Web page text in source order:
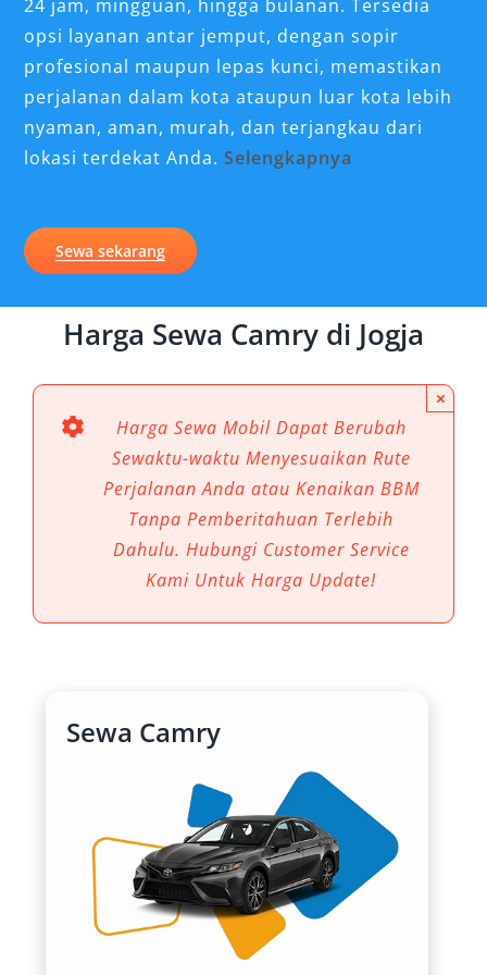
24 jam, mingguan, hingga bulanan. Tersedia
opsi layanan antar jemput, dengan sopir
profesional maupun lepas kunci, memastikan
perjalanan dalam kota ataupun luar kota lebih
nyaman, aman, murah, dan terjangkau dari
lokasi terdekat Anda.Selengkapnya
Camry untuk Perjalanan di Jogja
Mobil Toyota New Camry menawarkan
pengalaman perjalanan kelas atas di
Yogyakarta. Kabin yang luas dan nyaman serta
fitur-fitur modern seperti jok kulit berkualitas
tinggi, sistem audio premium, dan pengatur
suhu otomatis membuat perjalanan jauh
maupun dekat terasa menyenangkan. Jika Anda
mencari kenyamanan optimal, rental mobil
Camry Jogja di Salsa Wisata bisa menjadi
pilihan tepat.
Efisien
Keunggulan utama Toyota New Camry adalah
mesin bertenaga yang hemat bahan bakar.
Mobil ini dilengkapi dengan teknologi terbaru
yang menjamin performa mesin optimal,
sangat cocok untuk perjalanan dalam kota
maupun luar kota. Rental Camry Jogja
memberikan Anda kebebasan untuk menikmati
Sewa sekarang
Harga Sewa Camry di Jogja
Harga Sewa Mobil Dapat Berubah
Sewaktu-waktu Menyesuaikan Rute
Perjalanan Anda atau Kenaikan BBM
Tanpa Pemberitahuan Terlebih
Dahulu. Hubungi Customer Service
Kami Untuk Harga Update!
×
Sewa Camry